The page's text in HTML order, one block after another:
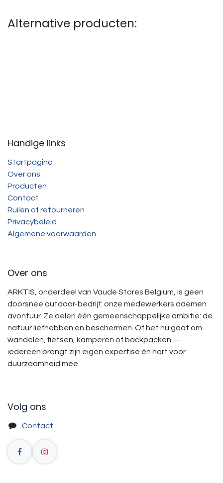
Alternative producten:
Handige links
Startpagina
Over ons
Producten
Contact
Ruilen of retourneren
Privacybeleid
Algemene voorwaarden
Over ons
ARKTIS, onderdeel van Vaude Stores Belgium, is geen
doorsnee outdoor-bedrijf: onze medewerkers ademen
avontuur. Ze delen één gemeenschappelijke ambitie: de
natuur liefhebben en beschermen. Of het nu gaat om
wandelen, fietsen, kamperen of backpacken —
iedereen brengt zijn eigen expertise én hart voor
duurzaamheid mee.
Volg ons
Contact